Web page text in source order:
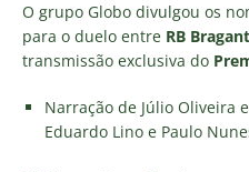
O grupo Globo divulgou os
para o duelo entre RB
transmissão exclusiva do
Narração de Júlio Oliveira
Eduardo Lino e Paulo